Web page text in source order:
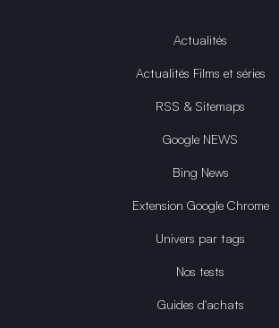
Actualités
Actualités Films et séries
RSS & Sitemaps
Google NEWS
Bing News
Extension Google Chrome
Univers par tags
Nos tests
Guides d'achats